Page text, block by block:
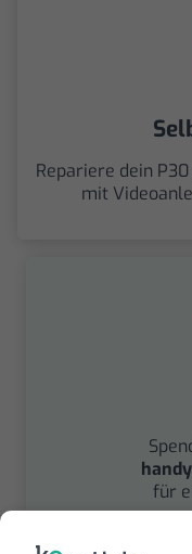
Repariere dein
mit
für